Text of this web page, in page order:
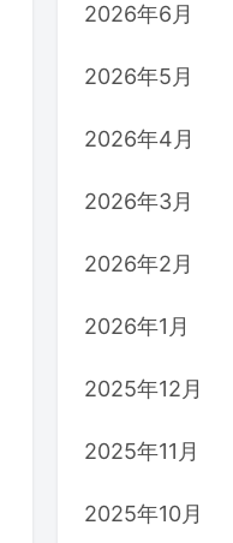
2026年6月
2026年5月
2026年4月
2026年3月
2026年2月
2026年1月
2025年12月
2025年11月
2025年10月